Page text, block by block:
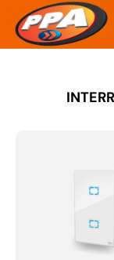
contenido